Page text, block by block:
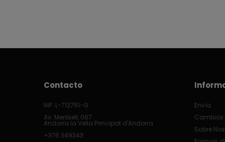
Contacto
NIF: L-712751-G
Av. Meritxell, 067
Andorra la Vella Principat d'Andorra
+376 349343
Envío
Cambios
Sobre